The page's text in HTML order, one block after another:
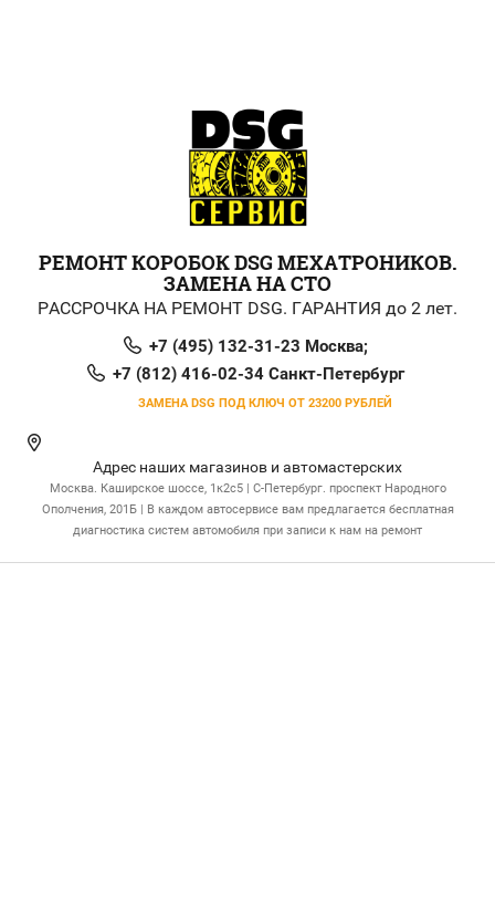
РЕМОНТ КОРОБОК DSG МЕХАТРОНИКОВ.
ЗАМЕНА НА СТО
РАССРОЧКА НА РЕМОНТ DSG. ГАРАНТИЯ до 2 лет.
+7 (495) 132-31-23 Москва;
+7 (812) 416-02-34 Санкт-Петербург
ЗАМЕНА DSG ПОД КЛЮЧ ОТ 23200 РУБЛЕЙ
Адрес наших магазинов и автомастерских
Москва. Каширское шоссе, 1к2с5 | С-Петербург. проспект Народного
Ополчения, 201Б | В каждом автосервисе вам предлагается бесплатная
диагностика систем автомобиля при записи к нам на ремонт